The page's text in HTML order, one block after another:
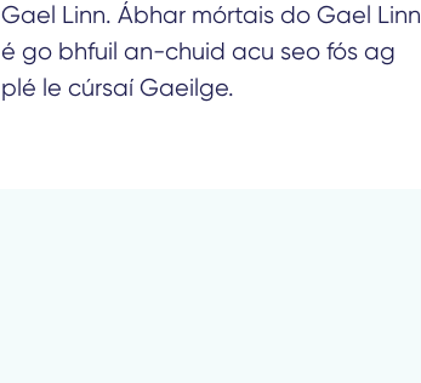
Gael Linn. Ábhar mórtais do Gael Linn
é go bhfuil an-chuid acu seo fós ag
plé le cúrsaí Gaeilge.